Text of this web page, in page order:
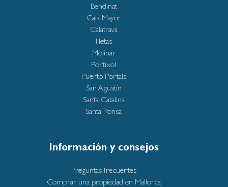
Bendinat
Cala Mayor
Calatrava
Illetas
Molinar
Portixol
Puerto Portals
San Agustín
Santa Catalina
Santa Ponsa
Información y consejos
Preguntas frecuentes
Comprar una propiedad en Mallorca